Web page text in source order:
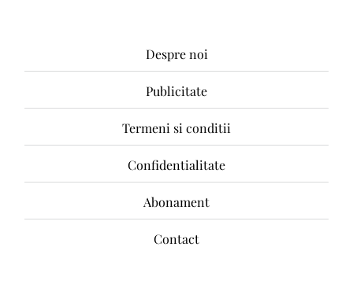
Despre noi
Publicitate
Termeni si conditii
Confidentialitate
Abonament
Contact